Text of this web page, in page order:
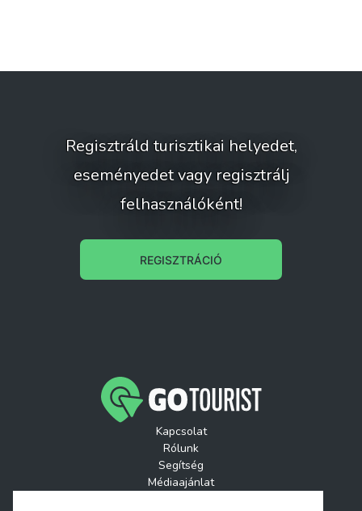
Regisztráld turisztikai helyedet,
eseményedet vagy regisztrálj
felhasználóként!
REGISZTRÁCIÓ
Kapcsolat
Rólunk
Segítség
Médiaajánlat